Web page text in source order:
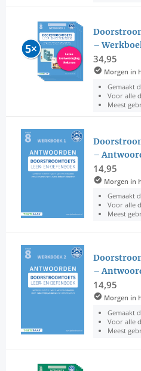
–
34,95
Morgen in
Gemaakt
Voor alle
Meest
–
14,95
Morgen in
Gemaakt
Voor alle
Meest
–
14,95
Morgen in
Gemaakt
Voor alle
Meest